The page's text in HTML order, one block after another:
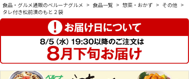
食品・グルメ通販のベルーナグルメ > 食品一覧 > 惣菜・おかず > その他 >
タレ付き松前漬のもと２袋